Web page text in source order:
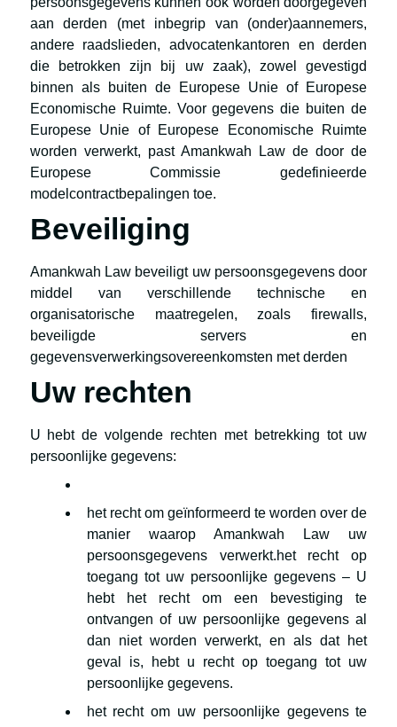
aan derden (met inbegrip van (onder)aannemers,
andere raadslieden, advocatenkantoren en derden
die betrokken zijn bij uw zaak), zowel gevestigd
binnen als buiten de Europese Unie of Europese
Economische Ruimte. Voor gegevens die buiten de
Europese Unie of Europese Economische Ruimte
worden verwerkt, past Amankwah Law de door de
Europese Commissie gedefinieerde
modelcontractbepalingen toe.
Beveiliging
Amankwah Law beveiligt uw persoonsgegevens door
middel van verschillende technische en
organisatorische maatregelen, zoals firewalls,
beveiligde servers en
gegevensverwerkingsovereenkomsten met derden
Uw rechten
U hebt de volgende rechten met betrekking tot uw
persoonlijke gegevens:
het recht om geïnformeerd te worden over de
manier waarop Amankwah Law uw
persoonsgegevens verwerkt.het recht op
toegang tot uw persoonlijke gegevens – U
hebt het recht om een bevestiging te
ontvangen of uw persoonlijke gegevens al
dan niet worden verwerkt, en als dat het
geval is, hebt u recht op toegang tot uw
persoonlijke gegevens.
het recht om uw persoonlijke gegevens te